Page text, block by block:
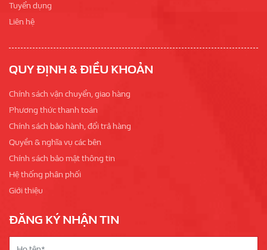
Tuyển dụng
Liên hệ
QUY ĐỊNH & ĐIỀU KHOẢN
Chính sách vận chuyển, giao hàng
Phương thức thanh toán
Chính sách bảo hành, đổi trả hàng
Quyền & nghĩa vụ các bên
Chính sách bảo mật thông tin
Hệ thống phân phối
Giới thiệu
ĐĂNG KÝ NHẬN TIN